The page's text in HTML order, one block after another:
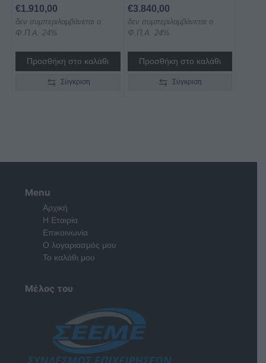
€1.910,00
δεν συμπεριλαμβάνεται ο
Φ.Π.Α. 24%
Προσθήκη στο καλάθι
Σύγκριση
€3.840,00
δεν συμπεριλαμβάνεται ο
Φ.Π.Α. 24%
Προσθήκη στο καλάθι
Σύγκριση
Menu
Αρχική
Η Εταιρία
Επικοινωνία
Ο λογαριασμός μου
Το καλάθι μου
Μέλος του